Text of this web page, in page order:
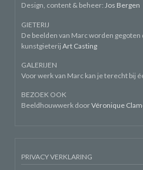
Design, content & beheer: Jos Bergen
GIETERIJ
De beelden van Marc worden
kunstgieterij Art Casting
GALERIJEN
Voor werk van Marc kan je terecht bij
BEZOEK OOK
Beeldhouwwerk doorVéronique
PRIVACY VERKLARING